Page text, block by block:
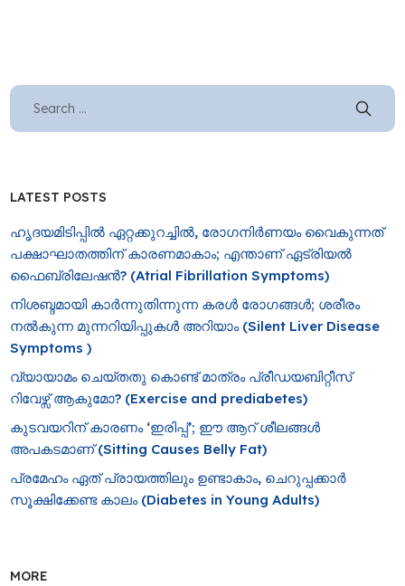
LATEST POSTS
ഹൃദയമിടിപ്പിൽ ഏറ്റക്കുറച്ചിൽ, രോ​ഗനിർണയം വൈകുന്നത്
പക്ഷാഘാതത്തിന് കാരണമാകാം; എന്താണ് ഏട്രിയൽ
ഫൈബ്രിലേഷൻ? (Atrial Fibrillation Symptoms)
നിശബ്ദമായി കാർന്നുതിന്നുന്ന കരൾ രോഗങ്ങൾ; ശരീരം
നൽകുന്ന മുന്നറിയിപ്പുകൾ അറിയാം (Silent Liver Disease
Symptoms )
വ്യായാമം ചെയ്തതു കൊണ്ട് മാത്രം പ്രീഡയബിറ്റീസ്
റിവേഴ്സ് ആകുമോ? (Exercise and prediabetes)
കുടവയറിന് കാരണം ‘ഇരിപ്പ്’; ഈ ആറ് ശീലങ്ങൾ
അപകടമാണ് (Sitting Causes Belly Fat)
പ്രമേഹം ഏത് പ്രായത്തിലും ഉണ്ടാകാം, ചെറുപ്പക്കാർ
സൂക്ഷിക്കേണ്ട കാലം (Diabetes in Young Adults)
MORE